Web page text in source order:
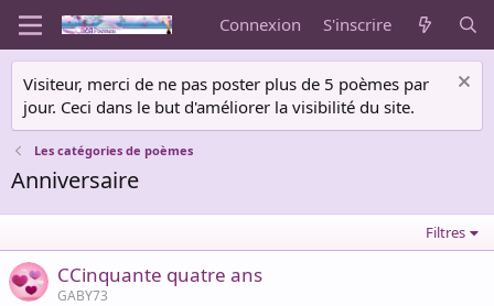
Connexion S'inscrire
Visiteur, merci de ne pas poster plus de 5 poèmes par
jour. Ceci dans le but d'améliorer la visibilité du site.
Les catégories de poèmes
Anniversaire
Filtres
CCinquante quatre ans
GABY73